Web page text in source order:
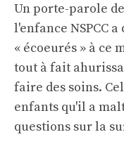
Un porte-parole
l'enfance NSPCC
« écoeurés » à ce
tout à fait
faire des soins.
enfants qu'il a
questions sur la